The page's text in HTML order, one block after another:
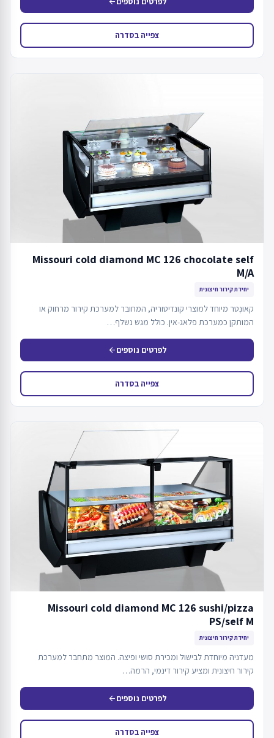
צפייה בסדרה
Missouri cold diamond MC 126 chocolate self
M/A
יחידת קירור חיצונית
קאוּנְטר מיוחד למוצרי קונדיטוריה, המחובר למערכת קירור מרחוק או
המותקן כמערכת פלאג-אין. כולל מגש נשלף…
לפרטים נוספיםarrow_back
צפייה בסדרה
Missouri cold diamond MC 126 sushi/pizza
PS/self M
יחידת קירור חיצונית
מעדניה מיוחדת לבישול ומכירת סושי ופיצה. המוצר מתחבר למערכת
קירור חיצונית ומציע קירור דינמי, הרמה…
לפרטים נוספיםarrow_back
צפייה בסדרה